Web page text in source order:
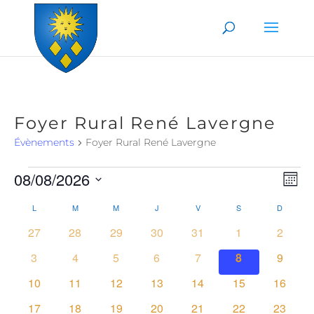
Skip to content
Foyer Rural René Lavergne
Évènements Foyer Rural René Lavergne
Évènements
par
Mois
08/08/2026
uneCalendrier
de
L MMARDI M MERCREDI
J VVENDREDIS D
0
27
0
28
0
29
0
30
0
évènements
31
0
évènements
1
0
2
0
3
0
4
0
5
0
6
0
évènements
7
0
évènements
8
0
9
0
10
0
11
0
12
0
13
0
14
0
15
0
16
0
17
0
18
0
19
0
20
0
21
0
22
0
23